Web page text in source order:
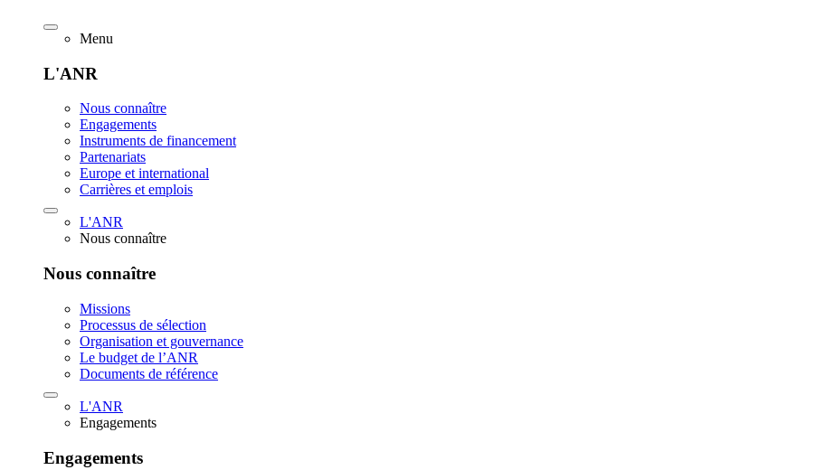
Menu
L'ANR
Nous connaître
Engagements
Instruments de financement
Partenariats
Europe et international
Carrières et emplois
L'ANR
Nous connaître
Nous connaître
Missions
Processus de sélection
Organisation et gouvernance
Le budget de l’ANR
Documents de référence
L'ANR
Engagements
Engagements